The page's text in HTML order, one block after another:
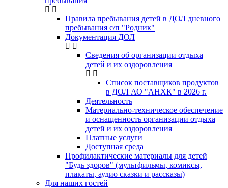
Правила пребывания детей в ДОЛ дневного
пребывания с/п "Родник"
Документация ДОЛ
Сведения об организации отдыха
детей и их оздоровления
Список поставщиков продуктов
в ДОЛ АО "АНХК" в 2026 г.
Деятельность
Материально-техническое обеспечение
и оснащенность организации отдыха
детей и их оздоровления
Платные услуги
Доступная среда
Профилактические материалы для детей
"Будь здоров" (мультфильмы, комиксы,
плакаты, аудио сказки и рассказы)
Для наших гостей